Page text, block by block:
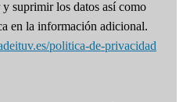
suprimir los datos así como
en la información adicional.
politica-de-privacidad